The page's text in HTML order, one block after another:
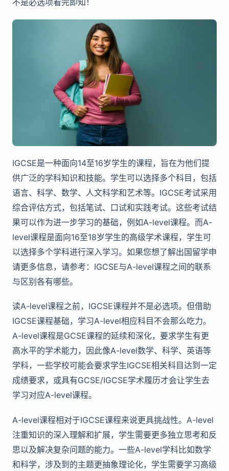
不是必选项看完即知！
IGCSE是一种面向14至16岁学生的课程，旨在为他们提
供广泛的学科知识和技能。学生可以选择多个科目，包括
语言、科学、数学、人文科学和艺术等。IGCSE考试采用
综合评估方式，包括笔试、口试和实践考试。这些考试结
果可以作为进一步学习的基础，例如A-level课程。而A-
level课程是面向16至18岁学生的高级学术课程，学生可
以选择多个学科进行深入学习。如果您想了解出国留学申
请更多信息，请参考：IGCSE与A-level课程之间的联系
与区别各有哪些。
读A-level课程之前，IGCSE课程并不是必选项。但借助
IGCSE课程基础，学习A-level相应科目不会那么吃力。
A-level课程是GCSE课程的延续和深化，要求学生有更
高水平的学术能力，因此像A-level数学、科学、英语等
学科，一些学校可能会要求学生IGCSE相关科目达到一定
成绩要求，或具有GCSE/IGCSE学术履历才会让学生去
学习对应A-level课程。
A-level课程相对于IGCSE课程来说更具挑战性。A-level
注重知识的深入理解和扩展，学生需要更多独立思考和反
思以及解决复杂问题的能力。一些A-level学科比如数学
和科学，涉及到的主题更抽象理论化，学生需要学习高级